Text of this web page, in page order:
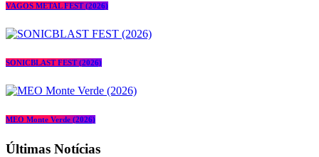
VAGOS METAL FEST (2026)
SONICBLAST FEST (2026)
MEO Monte Verde (2026)
Últimas Notícias